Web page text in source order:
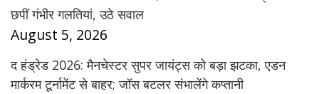
छपीं गंभीर गलतियां, उठे सवाल
August 5, 2026
द हंड्रेड 2026: मैनचेस्टर सुपर जायंट्स को बड़ा झटका, एडन
मार्करम टूर्नामेंट से बाहर; जॉस बटलर संभालेंगे कप्तानी